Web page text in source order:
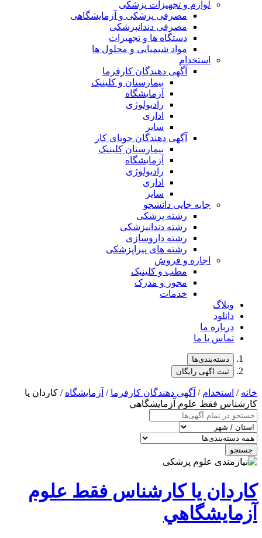
لوازم و تجهیزات پزشکی
مصرفی پزشکی و آزمایشگاهی
مصرفی دندانپزشکی
دستگاه ها و تجهیزات
مواد شیمیایی و محلول ها
استخدام
آگهی دهندگان کارفرما
بیمارستان و کلینیک
آزمایشگاه
رادیولوژی
اداری
سایر
آگهی دهندگان جویای کار
بیمارستان کلینیک
آزمایشگاه
رادیولوژی
اداری
سایر
جابه جایی دانشجو
رشته پزشکی
رشته دندانپزشکی
رشته داروسازی
رشته های پیراپزشکی
اجاره و فروش
مطب و کلینیک
مجوز و مدرک
خدمات
وبلاگ
دانلود
درباره ما
تماس با ما
دسته‌بندی‌ها
ثبت اگهی رایگان
خانه/ استخدام/ آگهی دهندگان کارفرما/ آزمایشگاه/ كاردان يا
كارشناس فقط علوم آزمايشگاهي
جستجو
كاردان يا كارشناس فقط علوم
آزمايشگاهي